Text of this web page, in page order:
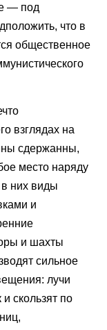
— под
что в
общественное
взглядах на
сдержанны,
место наряду
них виды
и
и шахты
сильное
лучи
скользят по